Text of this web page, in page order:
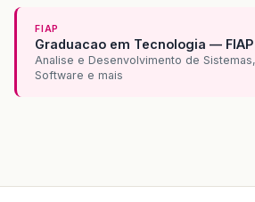
FIAP
Graduacao em Tecnologia — FIAP
Analise e Desenvolvimento de
Software e mais